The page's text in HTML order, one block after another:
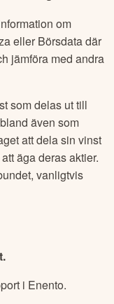
om
eller Börsdata där
jämföra med andra
som delas ut till
även som
att dela sin vinst
äga deras aktier.
vanligtvis
.
i Enento.